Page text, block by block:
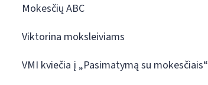
Mokesčių ABC
Viktorina moksleiviams
VMI kviečia į „Pasimatymą su mokesčiais“